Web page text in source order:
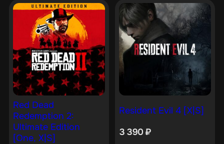
Red Dead
Redemption 2:
Ultimate Edition
[One, X|S]
Resident Evil 4 [X|S]
3 390₽